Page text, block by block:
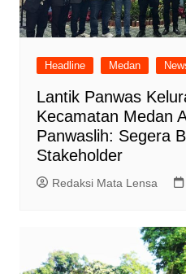
Headline Medan
Lantik Panwas
Kecamatan Medan
Panwaslih: Segera
Stakeholder
Redaksi Mata Lensa